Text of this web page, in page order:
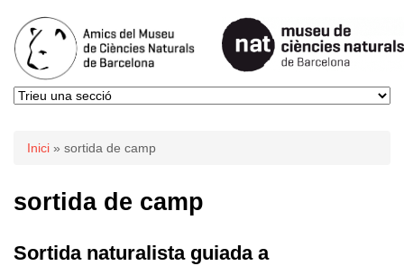
Esteu aquí
Inici » sortida de camp
sortida de camp
Sortida naturalista guiada a